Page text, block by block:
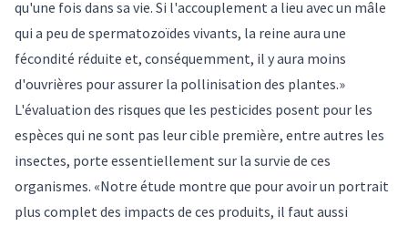
qu'une fois dans sa vie. Si l'accouplement a lieu avec un mâle
qui a peu de spermatozoïdes vivants, la reine aura une
fécondité réduite et, conséquemment, il y aura moins
d'ouvrières pour assurer la pollinisation des plantes.»
L'évaluation des risques que les pesticides posent pour les
espèces qui ne sont pas leur cible première, entre autres les
insectes, porte essentiellement sur la survie de ces
organismes. «Notre étude montre que pour avoir un portrait
plus complet des impacts de ces produits, il faut aussi